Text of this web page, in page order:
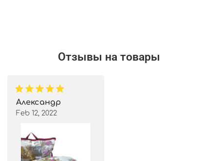
Отзывы на товары
Александр
Feb 12, 2022